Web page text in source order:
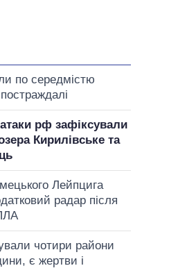
по середмістю
рф зафіксували
Кирилівське та
Лейпцига
радар після
чотири райони
є жертви і